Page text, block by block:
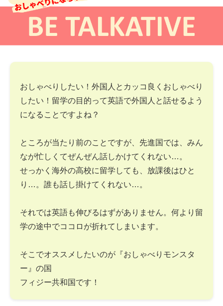
おしゃべりしたい！外国人とカッコ良くおしゃべり
したい！留学の目的って英語で外国人と話せるよう
になることですよね？
ところが当たり前のことですが、先進国では、みん
なが忙しくてぜんぜん話しかけてくれない…。
せっかく海外の高校に留学しても、放課後はひと
り…。誰も話し掛けてくれない…。
それでは英語も伸びるはずがありません。何より留
学の途中でココロが折れてしまいます。
そこでオススメしたいのが『おしゃべりモンスタ
ー』の国
フィジー共和国です！